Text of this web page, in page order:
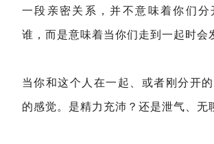
一段亲密关系，并不意味着你们分
谁，而是意味着当你们走到一起时会
当你和这个人在一起、或者刚分开
的感觉。是精力充沛？还是泄气、无